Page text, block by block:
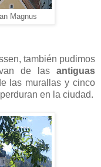
Magnus
también pudimos
de las antiguas
las murallas y cinco
en la ciudad.